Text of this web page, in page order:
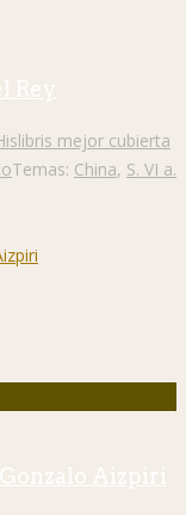
Rey
mejor cubierta
Temas: China, S. VI a.
Aizpiri